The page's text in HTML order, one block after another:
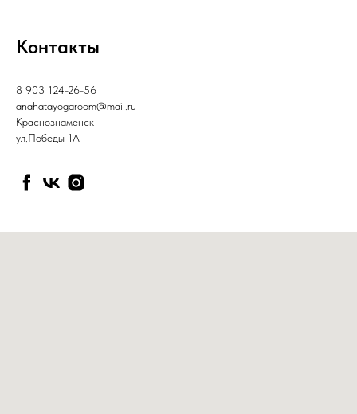
Контакты
8 903 124-26-56
anahatayogaroom@mail.ru
Краснознаменск
ул.Победы 1А